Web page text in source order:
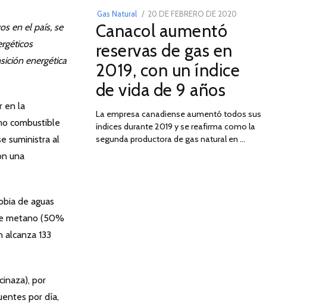
en el país, se
energética
en la
combustible
suministra al
una
de aguas
metano (50%
133
por
por día,
Gas Natural
POSTED
ON
20 DE FEBRERO DE 2020
2025
Canacol aumentó
reservas de gas en
2019, con un índice
de vida de 9 años
La empresa canadiense aumentó todos sus
índices durante 2019 y se reafirma como la
segunda productora de gas natural en …